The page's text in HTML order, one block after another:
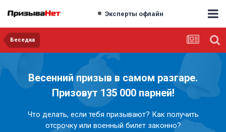
Эксперты офлайн
Беседка
Весенний призыв в самом разгаре.
Призовут 135 000 парней!
Что делать, если тебя призывают? Как получить
отсрочку или военный билет законно?